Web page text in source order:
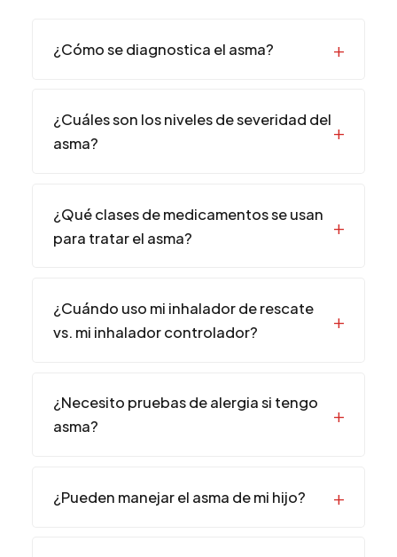
¿Cómo se diagnostica el asma?
¿Cuáles son los niveles de severidad del
asma?
¿Qué clases de medicamentos se usan
para tratar el asma?
¿Cuándo uso mi inhalador de rescate
vs. mi inhalador controlador?
¿Necesito pruebas de alergia si tengo
asma?
¿Pueden manejar el asma de mi hijo?